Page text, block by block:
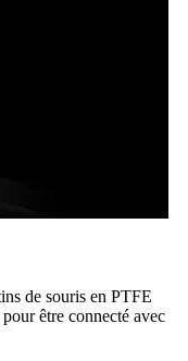
de souris en PTFE
être connecté avec